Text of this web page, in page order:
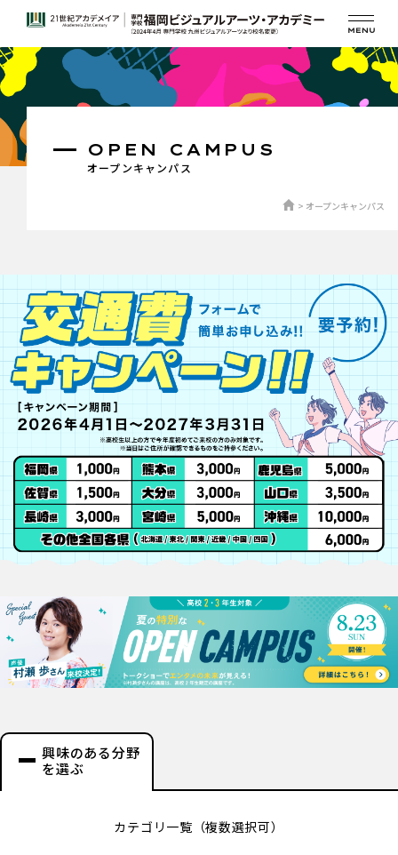
オープンキャンパス
OPEN CAMPUS
オープンキャンパス
興味のある分野
を選ぶ
カテゴリ一覧（複数選択可）